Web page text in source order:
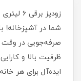
شما در آشپزخانه!
صرفه‌جویی در وقت
ظرفیت بالا و
ایده‌آل برای هر